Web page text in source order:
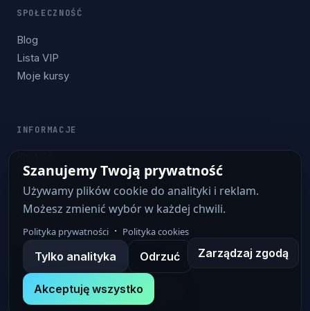
SPOŁECZNOŚĆ
Blog
Lista VIP
Moje kursy
INFORMACJE
Regulamin
Polityka prywatności
Polityka cookies
Copyright © 2015–2026 DEV-HOBBY.PL
Zbudowane z ❤️ do programowania
Szanujemy Twoją prywatność
Używamy plików cookie do analityki i reklam.
Możesz zmienić wybór w każdej chwili.
Polityka prywatności · Polityka cookies
Tylko analityka Odrzuć
Akceptuję wszystko
Zarządzaj zgodą